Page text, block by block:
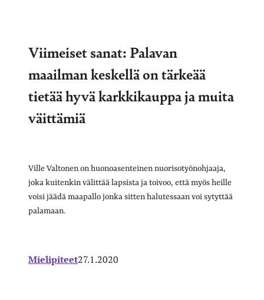
Viimeiset sanat: Palavan
maailman keskellä on tärkeää
tietää hyvä karkkikauppa ja muita
väittämiä
Ville Valtonen on huonoasenteinen nuorisotyönohjaaja,
joka kuitenkin välittää lapsista ja toivoo, että myös heille
voisi jäädä maapallo jonka sitten halutessaan voi sytyttää
palamaan.
Mielipiteet27.1.2020